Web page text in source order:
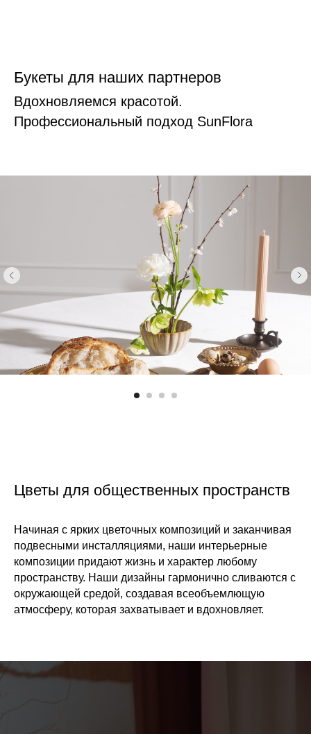
Букеты для наших партнеров
Вдохновляемся красотой.
Профессиональный подход SunFlora
Цветы для общественных пространств
Начиная с ярких цветочных композиций и заканчивая
подвесными инсталляциями, наши интерьерные
композиции придают жизнь и характер любому
пространству. Наши дизайны гармонично сливаются с
окружающей средой, создавая всеобъемлющую
атмосферу, которая захватывает и вдохновляет.